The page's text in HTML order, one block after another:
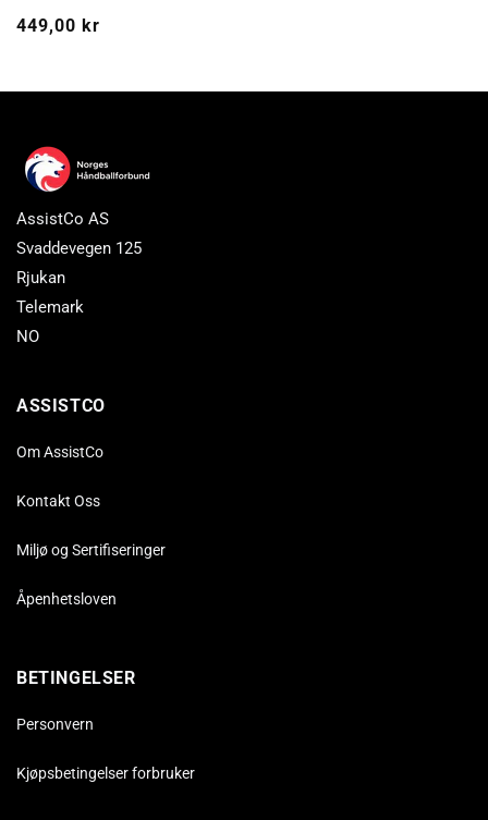
Vanlig
449,00 kr
AssistCo AS
Svaddevegen 125
Rjukan
Telemark
NO
ASSISTCO
Om AssistCo
Kontakt Oss
Miljø og Sertifiseringer
Åpenhetsloven
BETINGELSER
Personvern
Kjøpsbetingelser forbruker